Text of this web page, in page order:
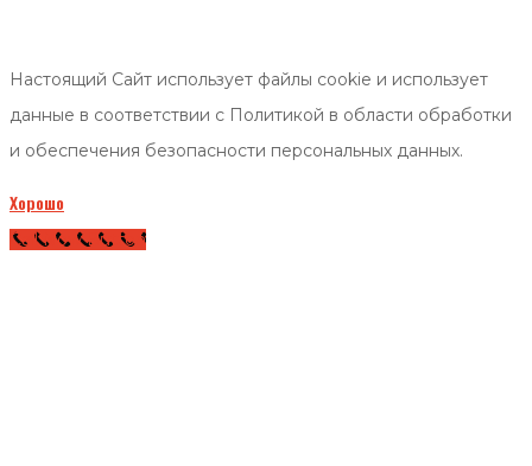
Настоящий Сайт использует файлы cookie и использует
данные в соответствии с Политикой в области обработки
и обеспечения безопасности персональных данных.
Хорошо
Call Now Button